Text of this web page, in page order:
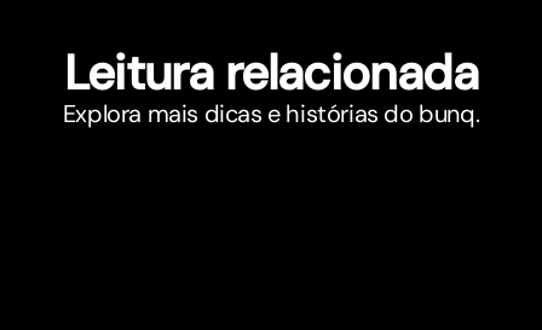
Leitura relacionada
Explora mais dicas e histórias do bunq.